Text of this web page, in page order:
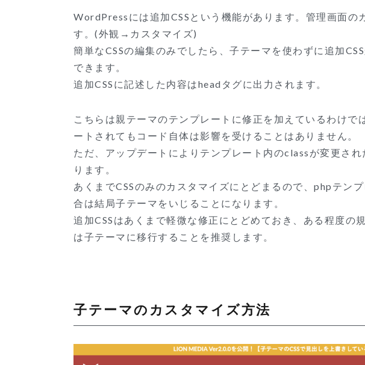
WordPressには追加CSSという機能があります。管理画面の
す。(外観→カスタマイズ)
簡単なCSSの編集のみでしたら、子テーマを使わずに追加
できます。
追加CSSに記述した内容はheadタグに出力されます。
こちらは親テーマのテンプレートに修正を加えているわけで
ートされてもコード自体は影響を受けることはありません。
ただ、アップデートによりテンプレート内のclassが変更さ
ります。
あくまでCSSのみのカスタマイズにとどまるので、phpテン
合は結局子テーマをいじることになります。
追加CSSはあくまで軽微な修正にとどめておき、ある程度の
は子テーマに移行することを推奨します。
子テーマのカスタマイズ方法